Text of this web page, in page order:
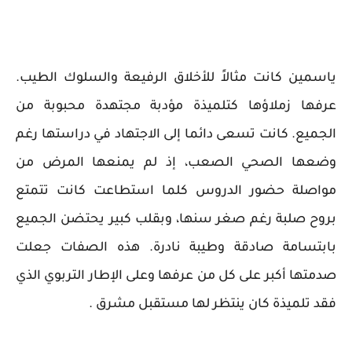
ياسمين كانت مثالاً للأخلاق الرفيعة والسلوك الطيب.
عرفها زملاؤها كتلميذة مؤدبة مجتهدة محبوبة من
الجميع. كانت تسعى دائما إلى الاجتهاد في دراستها رغم
وضعها الصحي الصعب، إذ لم يمنعها المرض من
مواصلة حضور الدروس كلما استطاعت كانت تتمتع
بروح صلبة رغم صغر سنها، وبقلب كبير يحتضن الجميع
بابتسامة صادقة وطيبة نادرة. هذه الصفات جعلت
صدمتها أكبر على كل من عرفها وعلى الإطار التربوي الذي
فقد تلميذة كان ينتظر لها مستقبل مشرق .